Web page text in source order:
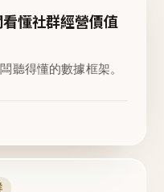
懂社群經營價值
聽得懂的數據框架。